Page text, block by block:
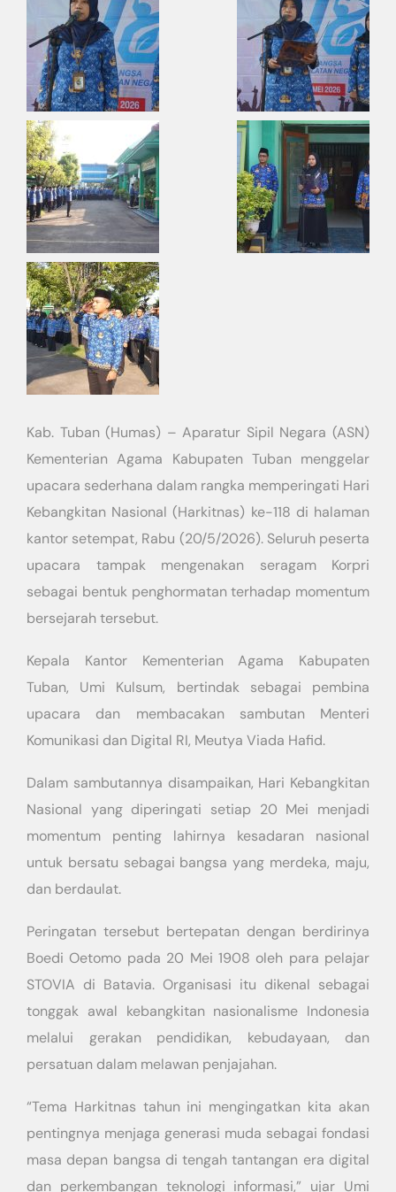
Kab. Tuban (Humas) – Aparatur Sipil Negara (ASN)
Kementerian Agama Kabupaten Tuban menggelar
upacara sederhana dalam rangka memperingati Hari
Kebangkitan Nasional (Harkitnas) ke-118 di halaman
kantor setempat, Rabu (20/5/2026). Seluruh peserta
upacara tampak mengenakan seragam Korpri
sebagai bentuk penghormatan terhadap momentum
bersejarah tersebut.
Kepala Kantor Kementerian Agama Kabupaten
Tuban, Umi Kulsum, bertindak sebagai pembina
upacara dan membacakan sambutan Menteri
Komunikasi dan Digital RI, Meutya Viada Hafid.
Dalam sambutannya disampaikan, Hari Kebangkitan
Nasional yang diperingati setiap 20 Mei menjadi
momentum penting lahirnya kesadaran nasional
untuk bersatu sebagai bangsa yang merdeka, maju,
dan berdaulat.
Peringatan tersebut bertepatan dengan berdirinya
Boedi Oetomo pada 20 Mei 1908 oleh para pelajar
STOVIA di Batavia. Organisasi itu dikenal sebagai
tonggak awal kebangkitan nasionalisme Indonesia
melalui gerakan pendidikan, kebudayaan, dan
persatuan dalam melawan penjajahan.
“Tema Harkitnas tahun ini mengingatkan kita akan
pentingnya menjaga generasi muda sebagai fondasi
masa depan bangsa di tengah tantangan era digital
dan perkembangan teknologi informasi,” ujar Umi